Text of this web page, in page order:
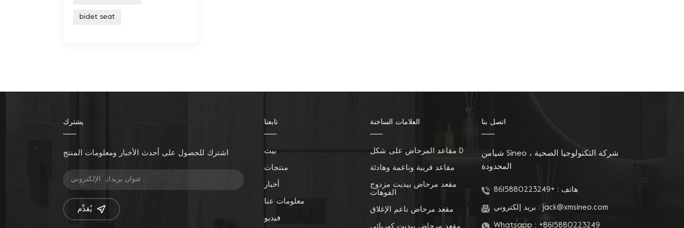
bidet seat
يشترك
اشترك للحصول على أحدث الأخبار ومعلومات المنتج
يُقدِّم
تابعنا
بيت
منتجات
أخبار
معلومات عنا
فيديو
العلامات الساخنة
مقاعد المرحاض على شكل D
مقاعد قريبة وناعمة وهادئة
مقعد مرحاض بيديت مزدوج
الفوهات
مقعد مرحاض ناعم الإغلاق
اتصل بنا
شيامن Sineo شركة التكنولوجيا الصحية ،
المحدودة
هاتف : +8615880223249
بريد إلكتروني :jack@xmsineo.com
Whatsapp : +8615880223249